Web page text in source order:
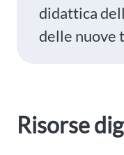
didattica
delle nuove
Risorse